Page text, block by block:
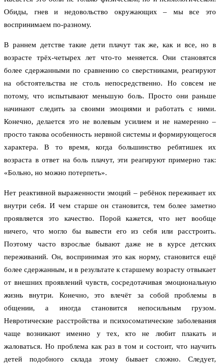
Обиды, гнев и недовольство окружающих – мы все это
воспринимаем по-разному.
В раннем детстве такие дети плачут так же, как и все, но в
возрасте трёх-четырех лет что-то меняется. Они становятся
более сдержанными по сравнению со сверстниками, реагируют
на обстоятельства не столь непосредственно. Но совсем не
потому, что испытывают меньшую боль. Просто они раньше
начинают следить за своими эмоциями и работать с ними.
Конечно, делается это не волевым усилием и не намеренно –
просто такова особенность нервной системы и формирующегося
характера. В то время, когда большинство ребятишек их
возраста в ответ на боль плачут, эти реагируют примерно так:
«Больно, но можно потерпеть».
Нет реактивной выраженности эмоций – ребёнок переживает их
внутри себя. И чем старше он становится, тем более заметно
проявляется это качество. Порой кажется, что нет вообще
ничего, что могло бы вывести его из себя или расстроить.
Поэтому часто взрослые бывают даже не в курсе детских
переживаний. Он, воспринимая это как норму, становится ещё
более сдержанным, и в результате к старшему возрасту отвыкает
от внешних проявлений чувств, сосредотачивая эмоциональную
жизнь внутри. Конечно, это влечёт за собой проблемы в
общении, а иногда становится непосильным грузом.
Невротические расстройства и психосоматические заболевания
чаще возникают именно у тех, кто не любит плакать и
жаловаться. Но проблема как раз в том и состоит, что научить
детей подобного склада этому бывает сложно. Следует,